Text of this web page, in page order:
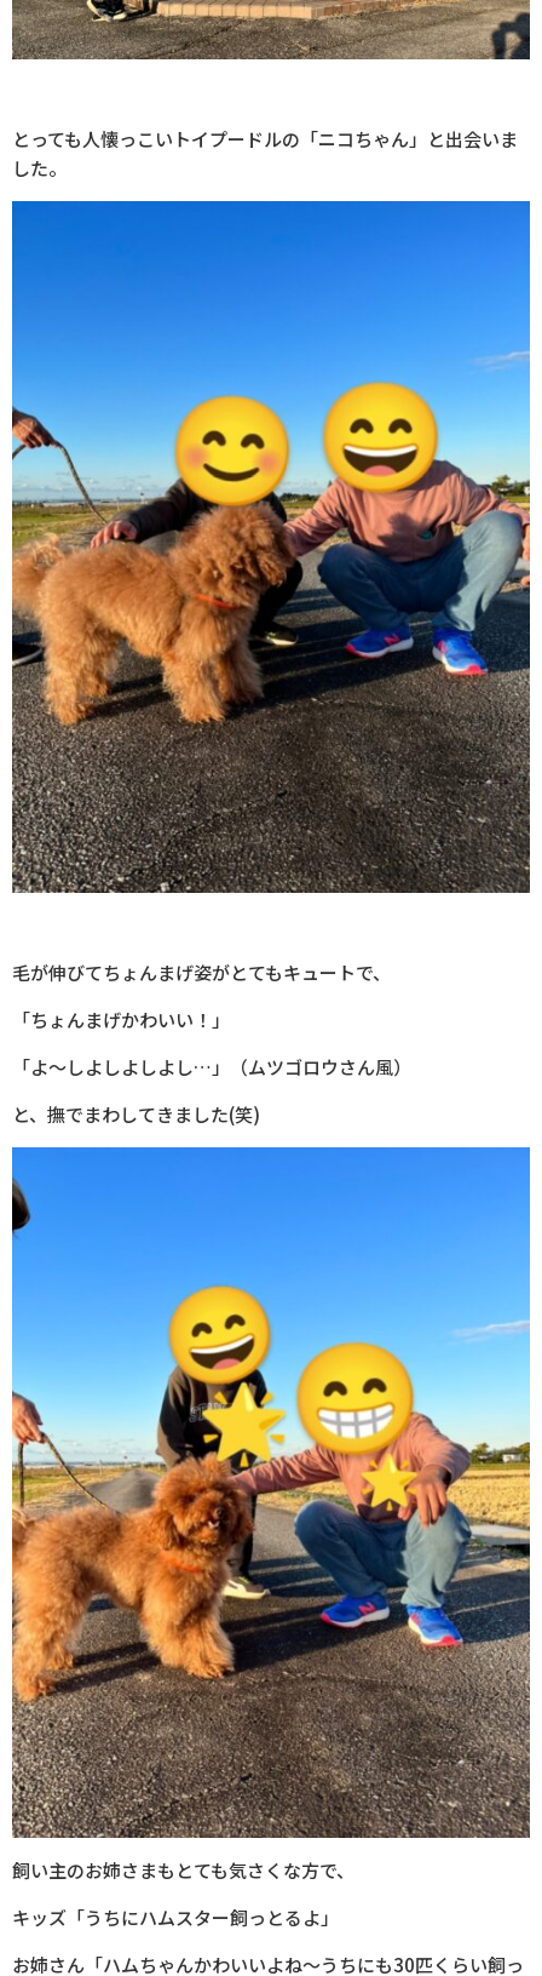
とっても人懐っこいトイプードルの「ニコちゃん」と出会いま
した。
毛が伸びてちょんまげ姿がとてもキュートで、
「ちょんまげかわいい！」
「よ～しよしよしよし…」（ムツゴロウさん風）
と、撫でまわしてきました(笑)
飼い主のお姉さまもとても気さくな方で、
キッズ「うちにハムスター飼っとるよ」
お姉さん「ハムちゃんかわいいよね～うちにも30匹くらい飼っ